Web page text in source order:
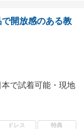
で開放感のある教
で試着可能・現地
ドレス 特典